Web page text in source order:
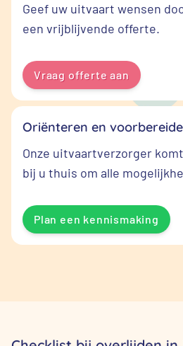
Geef uw uitvaart wensen
een vrijblijvende offerte.
Vraag offerte aan
Oriënteren en
Onze uitvaartverzorger
bij u thuis om alle
Plan een kennismaking